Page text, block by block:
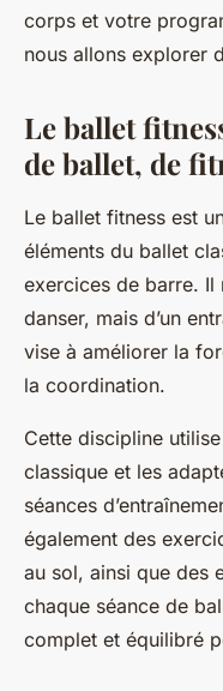
corps et votre
nous allons explorer
Le ballet
de ballet, de
Le ballet fitness est
éléments du ballet
exercices de barre. Il
danser, mais d’un
vise à améliorer la
la coordination.
Cette discipline
classique et les
séances
également des
au sol, ainsi que des
chaque séance de
complet et équilibré